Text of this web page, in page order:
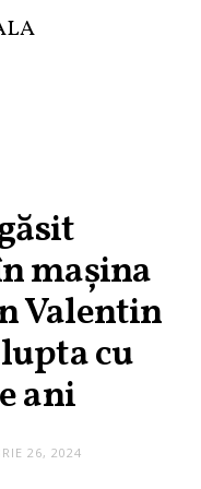
mașina
Valentin
cu
ani
26, 2024